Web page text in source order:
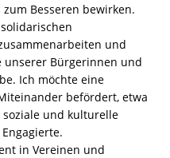
Besseren bewirken.
und
unserer Bürgerinnen und
Ich möchte eine
befördert, etwa
und kulturelle
in Vereinen und